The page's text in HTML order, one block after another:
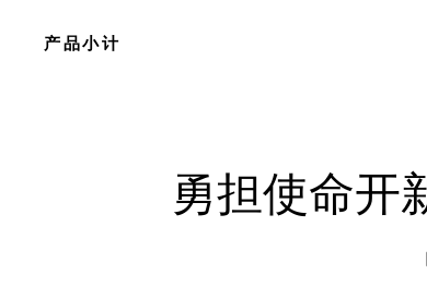
产品小计
勇担使命开